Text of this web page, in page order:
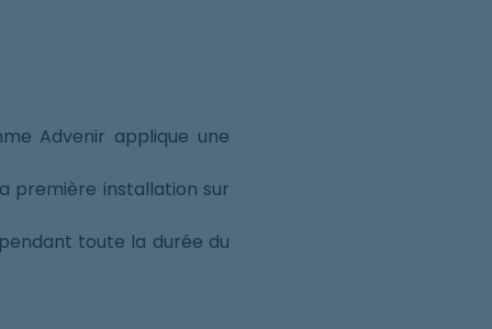
Advenir applique une
première installation sur
toute la durée du